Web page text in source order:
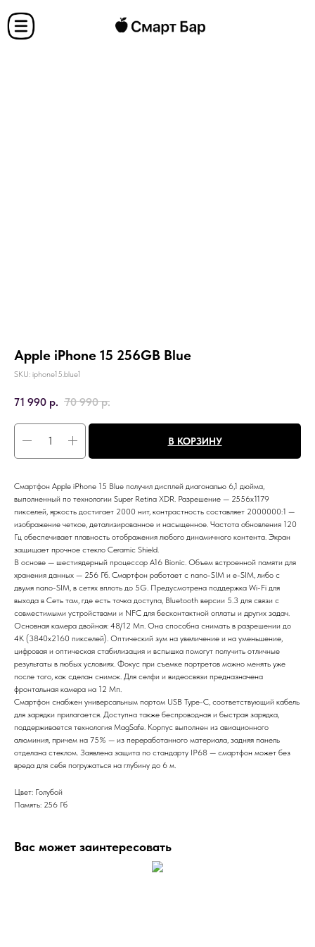
Apple iPhone 15 256GB Blue
SKU: iphone15.blue1
71 990 р. 70 990 р.
В КОРЗИНУ
Смартфон Apple iPhone 15 Blue получил дисплей диагональю 6,1 дюйма,
выполненный по технологии Super Retina XDR. Разрешение — 2556x1179
пикселей, яркость достигает 2000 нит, контрастность составляет 2000000:1 —
изображение четкое, детализированное и насыщенное. Частота обновления 120
Гц обеспечивает плавность отображения любого динамичного контента. Экран
защищает прочное стекло Ceramic Shield.
В основе — шестиядерный процессор A16 Bionic. Объем встроенной памяти для
хранения данных — 256 Гб. Смартфон работает с nano-SIM и e-SIM, либо с
двумя nano-SIM, в сетях вплоть до 5G. Предусмотрена поддержка Wi-Fi для
выхода в Сеть там, где есть точка доступа, Bluetooth версии 5.3 для связи с
совместимыми устройствами и NFC для бесконтактной оплаты и других задач.
Основная камера двойная: 48/12 Мп. Она способна снимать в разрешении до
4К (3840x2160 пикселей). Оптический зум на увеличение и на уменьшение,
цифровая и оптическая стабилизация и вспышка помогут получить отличные
результаты в любых условиях. Фокус при съемке портретов можно менять уже
после того, как сделан снимок. Для селфи и видеосвязи предназначена
фронтальная камера на 12 Мп.
Смартфон снабжен универсальным портом USB Type-C, соответствующий кабель
для зарядки прилагается. Доступна также беспроводная и быстрая зарядка,
поддерживается технология MagSafe. Корпус выполнен из авиационного
алюминия, причем на 75% — из переработанного материала, задняя панель
отделана стеклом. Заявлена защита по стандарту IP68 — смартфон может без
вреда для себя погружаться на глубину до 6 м.
Цвет: Голубой
Память: 256 Гб
Вас может заинтересовать